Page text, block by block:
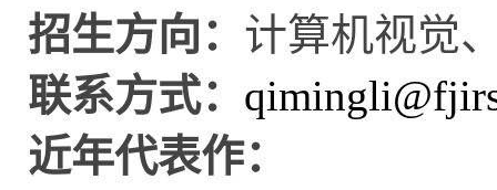
招生方向： 计算机视觉
联系方式：
近年代表作：